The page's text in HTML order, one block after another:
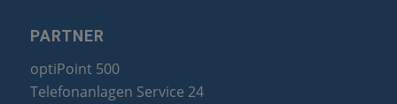
PARTNER
optiPoint 500
Telefonanlagen Service 24